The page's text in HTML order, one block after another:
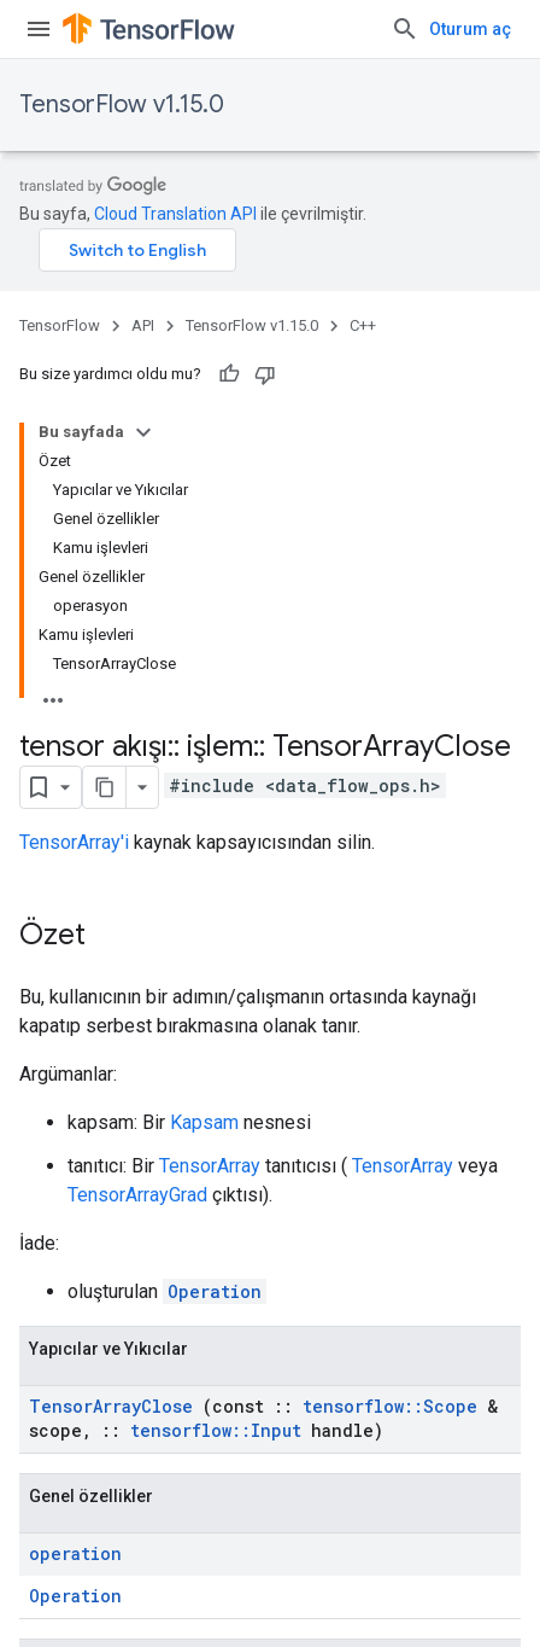
Oturum aç
TensorFlow v1.15.0
Bu sayfa, Cloud Translation API ile çevrilmiştir.
TensorFlow API TensorFlow v1.15.0 C++
Bu size yardımcı oldu mu?
Bu sayfada
Özet
Yapıcılar ve Yıkıcılar
Genel özellikler
Kamu işlevleri
Genel özellikler
operasyon
Kamu işlevleri
TensorArrayClose
tensor akışı:: işlem:: TensorArrayClose
#include <data_flow_ops.h>
TensorArray'i kaynak kapsayıcısından silin.
Özet
Bu, kullanıcının bir adımın/çalışmanın ortasında kaynağı
kapatıp serbest bırakmasına olanak tanır.
Argümanlar:
kapsam: Bir Kapsam nesnesi
tanıtıcı: Bir TensorArray tanıtıcısı ( TensorArray veya
TensorArrayGrad çıktısı).
İade:
oluşturulan Operation
Yapıcılar ve Yıkıcılar
TensorArrayClose (const :: tensorflow::Scope &
scope , :: tensorflow:: Input handle)
Genel özellikler
operation
Operation